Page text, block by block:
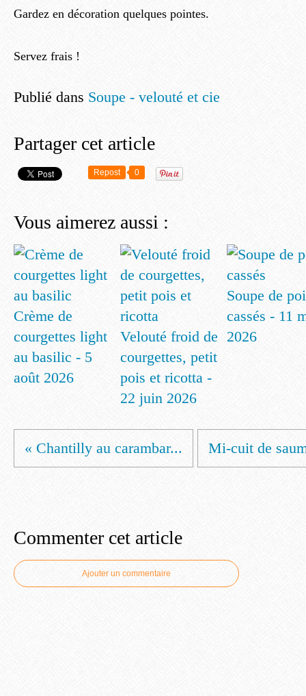
Gardez en décoration quelques pointes.
Servez frais !
Publié dans Soupe - velouté et cie
Partager cet article
Repost 0
Vous aimerez aussi :
Crème de
courgettes light
au basilic - 5
août 2026
Velouté froid de
courgettes, petit
pois et ricotta -
22 juin 2026
Soupe de
cassés - 11
2026
« Chantilly au carambar... Mi-cuit de
Commenter cet article
Ajouter un commentaire